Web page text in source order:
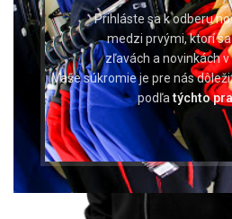
Prihláste sa k odberu
medzi prvými, ktorí
zľavách a novinkách
Vaše súkromie je pre nás
podľatýchto